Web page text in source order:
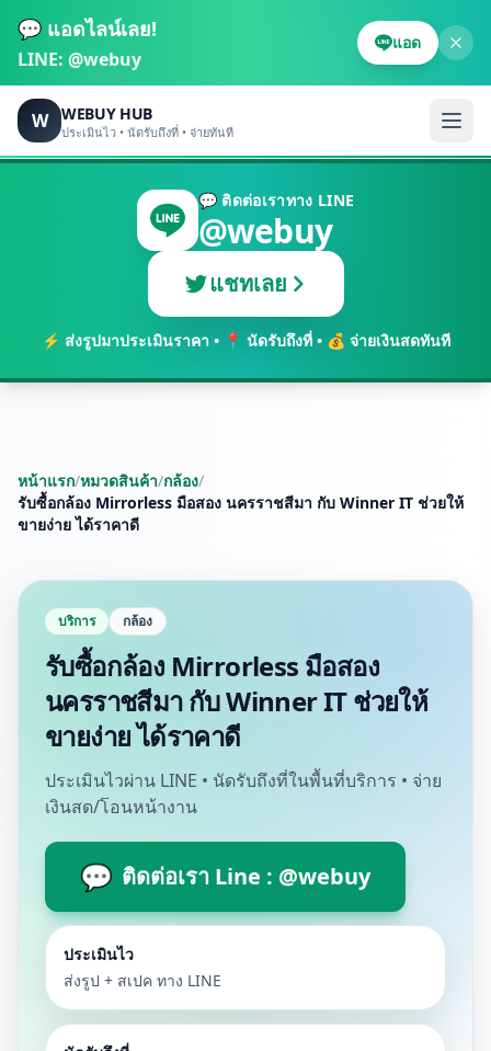
💬 แอดไลน์เลย!
LINE: @webuy
แอด
W WEBUY HUB
ประเมินไว • นัดรับถึงที่ • จ่ายทันที
💬 ติดต่อเราทาง LINE
@webuy
แชทเลย
⚡ ส่งรูปมาประเมินราคา • 📍 นัดรับถึงที่ • 💰 จ่ายเงินสดทันที
หน้าแรก/หมวดสินค้า/กล้อง/
รับซื้อกล้อง Mirrorless มือสอง นครราชสีมา กับ Winner IT ช่วยให้
ขายง่าย ได้ราคาดี
บริการ กล้อง
รับซื้อกล้อง Mirrorless มือสอง
นครราชสีมา กับ Winner IT ช่วยให้
ขายง่าย ได้ราคาดี
ประเมินไวผ่าน LINE • นัดรับถึงที่ในพื้นที่บริการ • จ่าย
เงินสด/โอนหน้างาน
💬 ติดต่อเรา Line : @webuy
ประเมินไว
ส่งรูป + สเปค ทาง LINE